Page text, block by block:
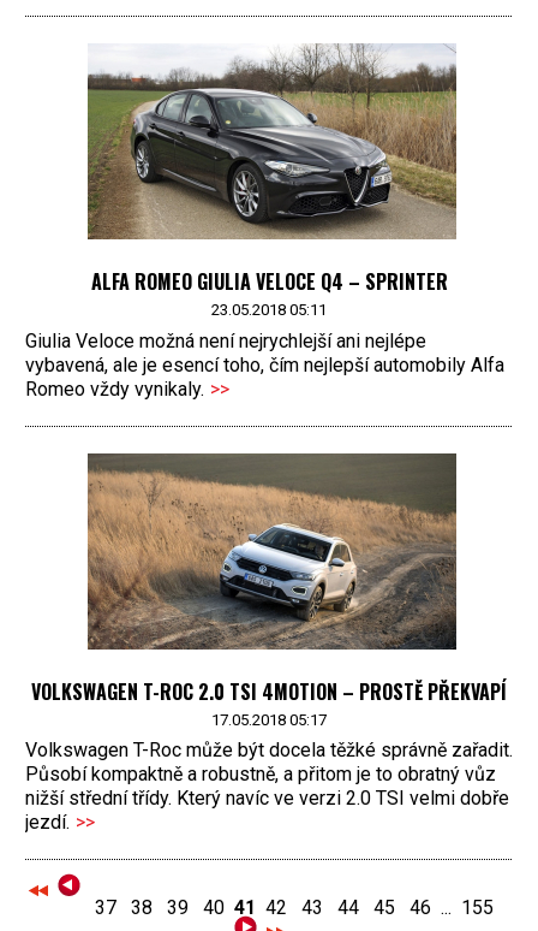
ALFA ROMEO GIULIA VELOCE Q4 – SPRINTER
23.05.2018 05:11
Giulia Veloce možná není nejrychlejší ani nejlépe
vybavená, ale je esencí toho, čím nejlepší automobily Alfa
Romeo vždy vynikaly. >>
VOLKSWAGEN T-ROC 2.0 TSI 4MOTION – PROSTĚ PŘEKVAPÍ
17.05.2018 05:17
Volkswagen T-Roc může být docela těžké správně zařadit.
Působí kompaktně a robustně, a přitom je to obratný vůz
nižší střední třídy. Který navíc ve verzi 2.0 TSI velmi dobře
jezdí. >>
37 38 39 40 41 42 43 44 45 46 ... 155